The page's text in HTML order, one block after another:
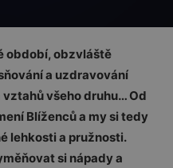
období, obzvláště
a uzdravování
všeho druhu… Od
Blíženců a my si tedy
lehkosti a pružnosti.
si nápady a